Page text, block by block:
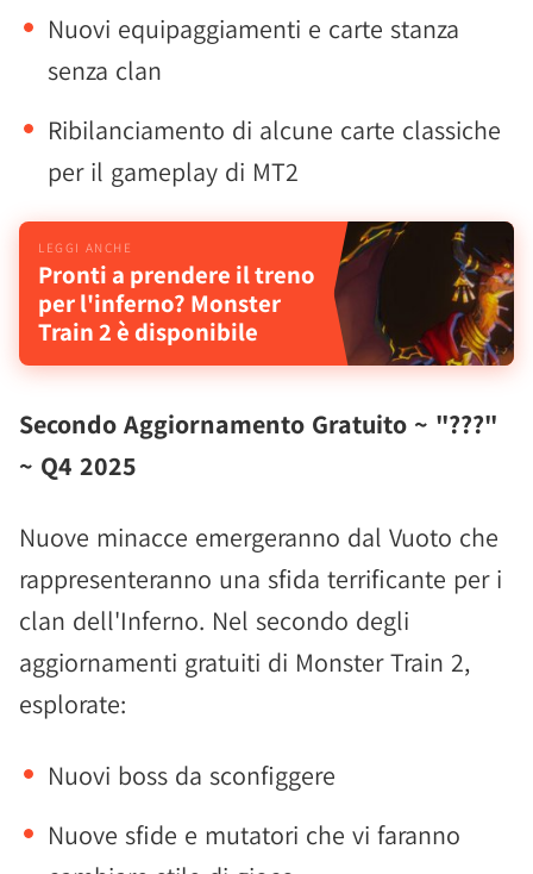
Nuovi equipaggiamenti e carte stanza
senza clan
Ribilanciamento di alcune carte classiche
per il gameplay di MT2
Pronti a prendere il treno
per l'inferno? Monster
Train 2 è disponibile
Secondo Aggiornamento Gratuito ~ "???"
~ Q4 2025
Nuove minacce emergeranno dal Vuoto che
rappresenteranno una sfida terrificante per i
clan dell'Inferno. Nel secondo degli
aggiornamenti gratuiti di Monster Train 2,
esplorate:
Nuovi boss da sconfiggere
Nuove sfide e mutatori che vi faranno